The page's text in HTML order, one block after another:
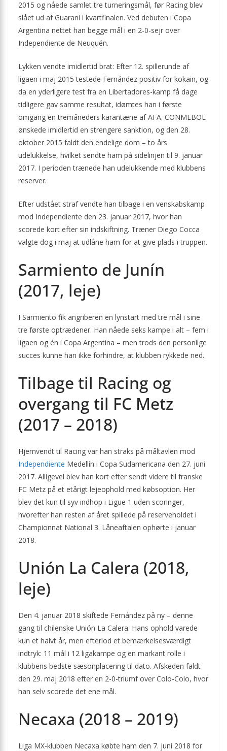
2015 og nåede samlet tre turneringsmål, før Racing blev
slået ud af Guaraní i kvartfinalen. Ved debuten i Copa
Argentina nettet han begge mål i en 2-0-sejr over
Independiente de Neuquén.
Lykken vendte imidlertid brat: Efter 12. spillerunde af
ligaen i maj 2015 testede Fernández positiv for kokain, og
da en yderligere test fra en Libertadores-kamp få dage
tidligere gav samme resultat, idømtes han i første
omgang en tremåneders karantæne af AFA. CONMEBOL
ønskede imidlertid en strengere sanktion, og den 28.
oktober 2015 faldt den endelige dom – to års
udelukkelse, hvilket sendte ham på sidelinjen til 9. januar
2017. I perioden trænede han udelukkende med klubbens
reserver.
Efter udstået straf vendte han tilbage i en venskabskamp
mod Independiente den 23. januar 2017, hvor han
scorede kort efter sin indskiftning. Træner Diego Cocca
valgte dog i maj at udlåne ham for at give plads i truppen.
Sarmiento de Junín
(2017, leje)
I Sarmiento fik angriberen en lynstart med tre mål i sine
tre første optrædener. Han nåede seks kampe i alt – fem i
ligaen og én i Copa Argentina – men trods den personlige
succes kunne han ikke forhindre, at klubben rykkede ned.
Tilbage til Racing og
overgang til FC Metz
(2017 – 2018)
Hjemvendt til Racing var han straks på måltavlen mod
Independiente Medellín i Copa Sudamericana den 27. juni
2017. Alligevel blev han kort efter sendt videre til franske
FC Metz på et etårigt lejeophold med købsoption. Her
blev det kun til syv indhop i Ligue 1 uden scoringer,
hvorefter han resten af året spillede på reserveholdet i
Championnat National 3. Låneaftalen ophørte i januar
2018.
Unión La Calera (2018,
leje)
Den 4. januar 2018 skiftede Fernández på ny – denne
gang til chilenske Unión La Calera. Hans ophold varede
kun et halvt år, men efterlod et bemærkelsesværdigt
indtryk: 11 mål i 12 ligakampe og en markant rolle i
klubbens bedste sæsonplacering til dato. Afskeden faldt
den 29. maj 2018 efter en 2-0-triumf over Colo-Colo, hvor
han selv scorede det ene mål.
Necaxa (2018 – 2019)
Liga MX-klubben Necaxa købte ham den 7. juni 2018 for